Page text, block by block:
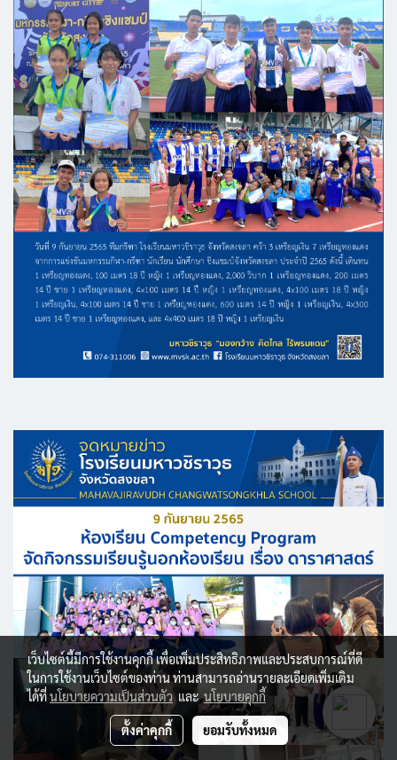
เว็บไซต์นี้มีการใช้งานคุกกี้ เพื่อเพิ่มประสิทธิภาพและประสบการณ์ที่ดี
ในการใช้งานเว็บไซต์ของท่าน ท่านสามารถอ่านรายละเอียดเพิ่มเติม
ได้ที่นโยบายความเป็นส่วนตัวและนโยบายคุกกี้
ตั้งค่าคุกกี้ ยอมรับทั้งหมด